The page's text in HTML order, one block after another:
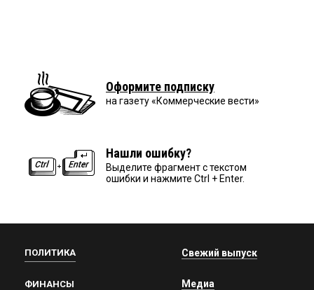
Оформите подписку
на газету «Коммерческие вести»
Нашли ошибку?
Выделите фрагмент с текстом
ошибки и нажмите Ctrl + Enter.
ПОЛИТИКА
ФИНАНСЫ
Свежий выпуск
Медиа